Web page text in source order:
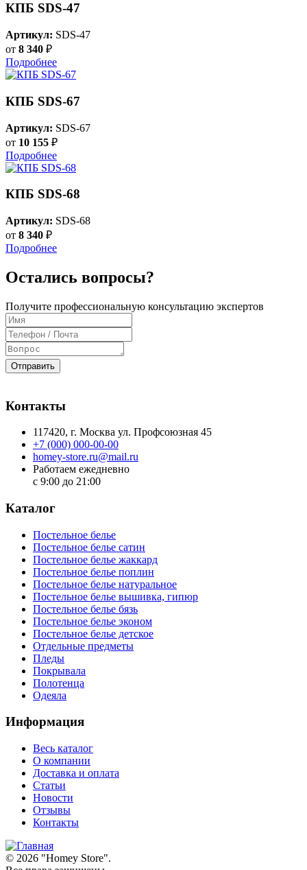
КПБ SDS-47
Артикул: SDS-47
от 8 340 ₽
Подробнее
КПБ SDS-67
Артикул: SDS-67
от 10 155 ₽
Подробнее
КПБ SDS-68
Артикул: SDS-68
от 8 340 ₽
Подробнее
Остались вопросы?
Получите профессиональную консультацию экспертов
Отправить
Контакты
117420, г. Москва ул. Профсоюзная 45
+7 (000) 000-00-00
homey-store.ru@mail.ru
Работаем ежедневно
с 9:00 до 21:00
Каталог
Постельное белье
Постельное белье сатин
Постельное белье жаккард
Постельное белье поплин
Постельное белье натуральное
Постельное белье вышивка, гипюр
Постельное белье бязь
Постельное белье эконом
Постельное белье детское
Отдельные предметы
Пледы
Покрывала
Полотенца
Одеяла
Информация
Весь каталог
О компании
Доставка и оплата
Статьи
Новости
Отзывы
Контакты
© 2026 "Homey Store".